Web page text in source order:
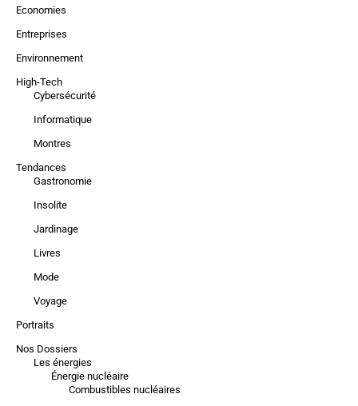
Economies
Entreprises
Environnement
High-Tech
Cybersécurité
Informatique
Montres
Tendances
Gastronomie
Insolite
Jardinage
Livres
Mode
Voyage
Portraits
Nos Dossiers
Les énergies
Énergie nucléaire
Combustibles nucléaires